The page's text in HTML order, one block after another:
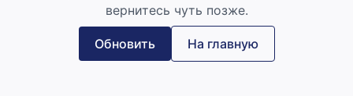
вернитесь чуть позже.
Обновить На главную